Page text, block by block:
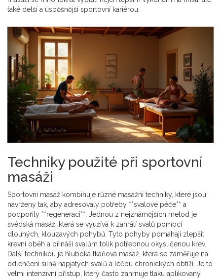
také delší a úspěšnější sportovní kariérou.
Techniky použité při sportovní
masáži
Sportovní masáž kombinuje různé masážní techniky, které jsou
navrženy tak, aby adresovaly potřeby **svalové péče** a
podpořily **regeneraci**. Jednou z nejznámějších metod je
švédská masáž, která se využívá k zahřátí svalů pomocí
dlouhých, klouzavých pohybů. Tyto pohyby pomáhají zlepšit
krevní oběh a přináší svalům tolik potřebnou okysličenou krev.
Další technikou je hluboká tkáňová masáž, která se zaměřuje na
odlehčení silně napjatých svalů a léčbu chronických obtíží. Je to
velmi intenzivní přístup, který často zahrnuje tlaku aplikovaný